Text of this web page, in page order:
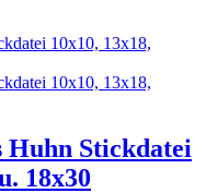
Huhn Stickdatei
18x30